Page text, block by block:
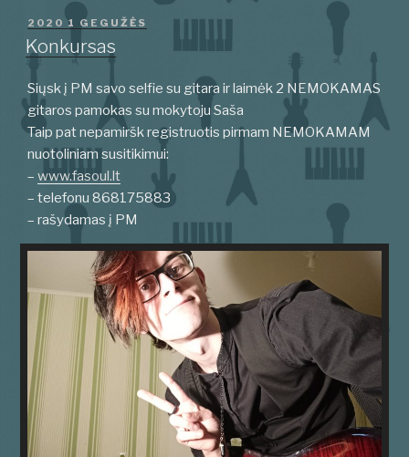
PASKELBTA
2020 1 GEGUŽĖS
Konkursas
Siųsk į PM savo selfie su gitara ir laimėk 2 NEMOKAMAS
gitaros pamokas su mokytoju Saša
Taip pat nepamiršk registruotis pirmam NEMOKAMAM
nuotoliniam susitikimui:
– www.fasoul.lt
– telefonu 868175883
– rašydamas į PM